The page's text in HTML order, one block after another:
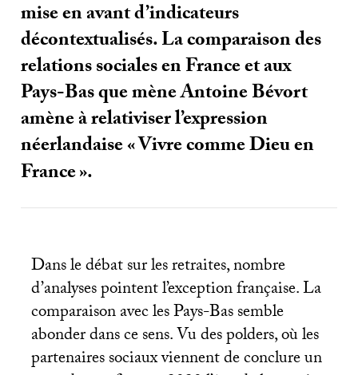
mise en avant d’indicateurs
décontextualisés. La comparaison des
relations sociales en France et aux
Pays-Bas que mène Antoine Bévort
amène à relativiser l’expression
néerlandaise «Vivre comme Dieu en
France».
Dans le débat sur les retraites, nombre
d’analyses pointent l’exception française. La
comparaison avec les Pays-Bas semble
abonder dans ce sens. Vu des polders, où les
partenaires sociaux viennent de conclure un